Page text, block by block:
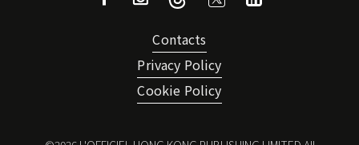
Contacts
Privacy Policy
Cookie Policy